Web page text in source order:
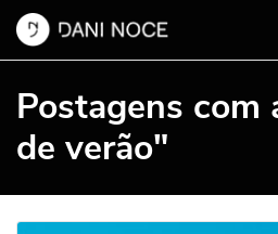
Postagens com
de verão"